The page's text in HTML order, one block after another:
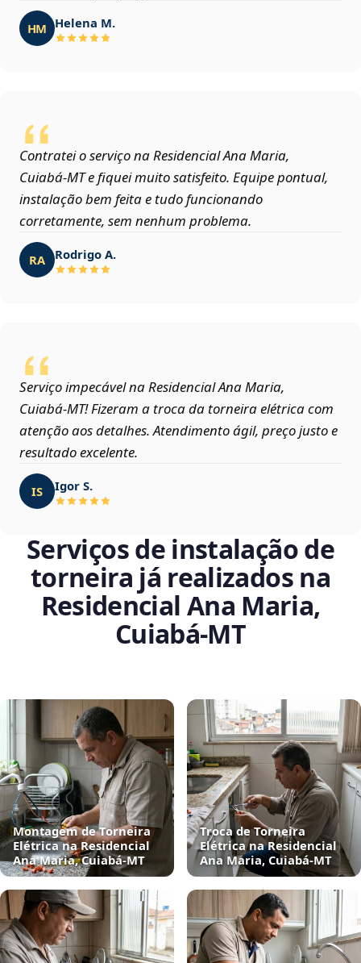
HM Helena M.
Contratei o serviço na Residencial Ana Maria,
Cuiabá‑MT e fiquei muito satisfeito. Equipe pontual,
instalação bem feita e tudo funcionando
corretamente, sem nenhum problema.
RA Rodrigo A.
Serviço impecável na Residencial Ana Maria,
Cuiabá‑MT! Fizeram a troca da torneira elétrica com
atenção aos detalhes. Atendimento ágil, preço justo e
resultado excelente.
IS Igor S.
Serviços de instalação de
torneira já realizados na
Residencial Ana Maria,
Cuiabá‑MT
Montagem de Torneira
Elétrica na Residencial
Ana Maria, Cuiabá‑MT
Troca de Torneira
Elétrica na Residencial
Ana Maria, Cuiabá‑MT